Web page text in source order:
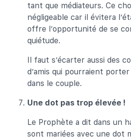
tant que médiateurs. Ce
négligeable car il évitera
offre l’opportunité de se
quiétude.
Il faut s’écarter aussi des
d’amis qui pourraient
dans le couple.
Une dot pas trop élevée !
Le Prophète a dit dans un
sont mariées avec une dot